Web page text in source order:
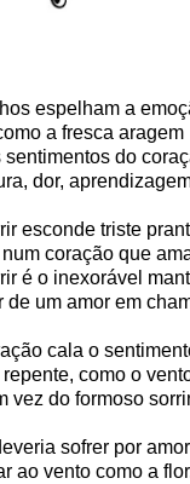
espelham a
a fresca aragem
do
dor,
esconde triste
coração que
é o inexorável
de um amor em
cala o
como o
vez do formoso
sofrer por amor
ao vento como a